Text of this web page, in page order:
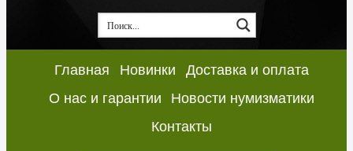
Главная Новинки
Доставка и оплата
О нас и гарантии
Новости нумизматики
Контакты